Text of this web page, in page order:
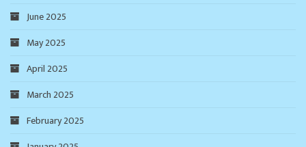
June 2025
May 2025
April 2025
March 2025
February 2025